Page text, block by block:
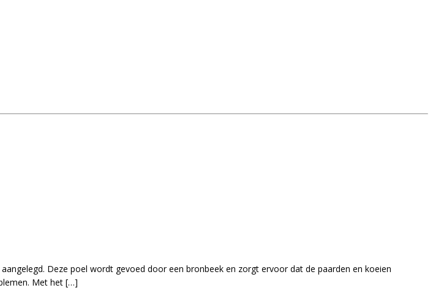
Deze poel wordt gevoed door een bronbeek en zorgt ervoor dat de paarden en koeien
Met het […]